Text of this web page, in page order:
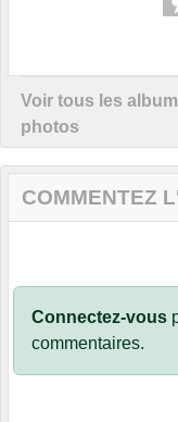
Voir tous les
photos
COMMENTEZ
Connectez-vous
commentaires.